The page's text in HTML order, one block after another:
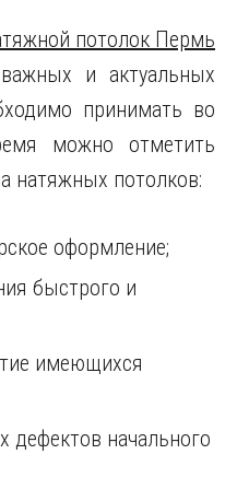
потолок Пермь
и актуальных
принимать во
можно отметить
натяжных потолков:
оформление;
быстрого и
имеющихся
начального